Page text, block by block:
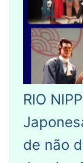
RIO
de não